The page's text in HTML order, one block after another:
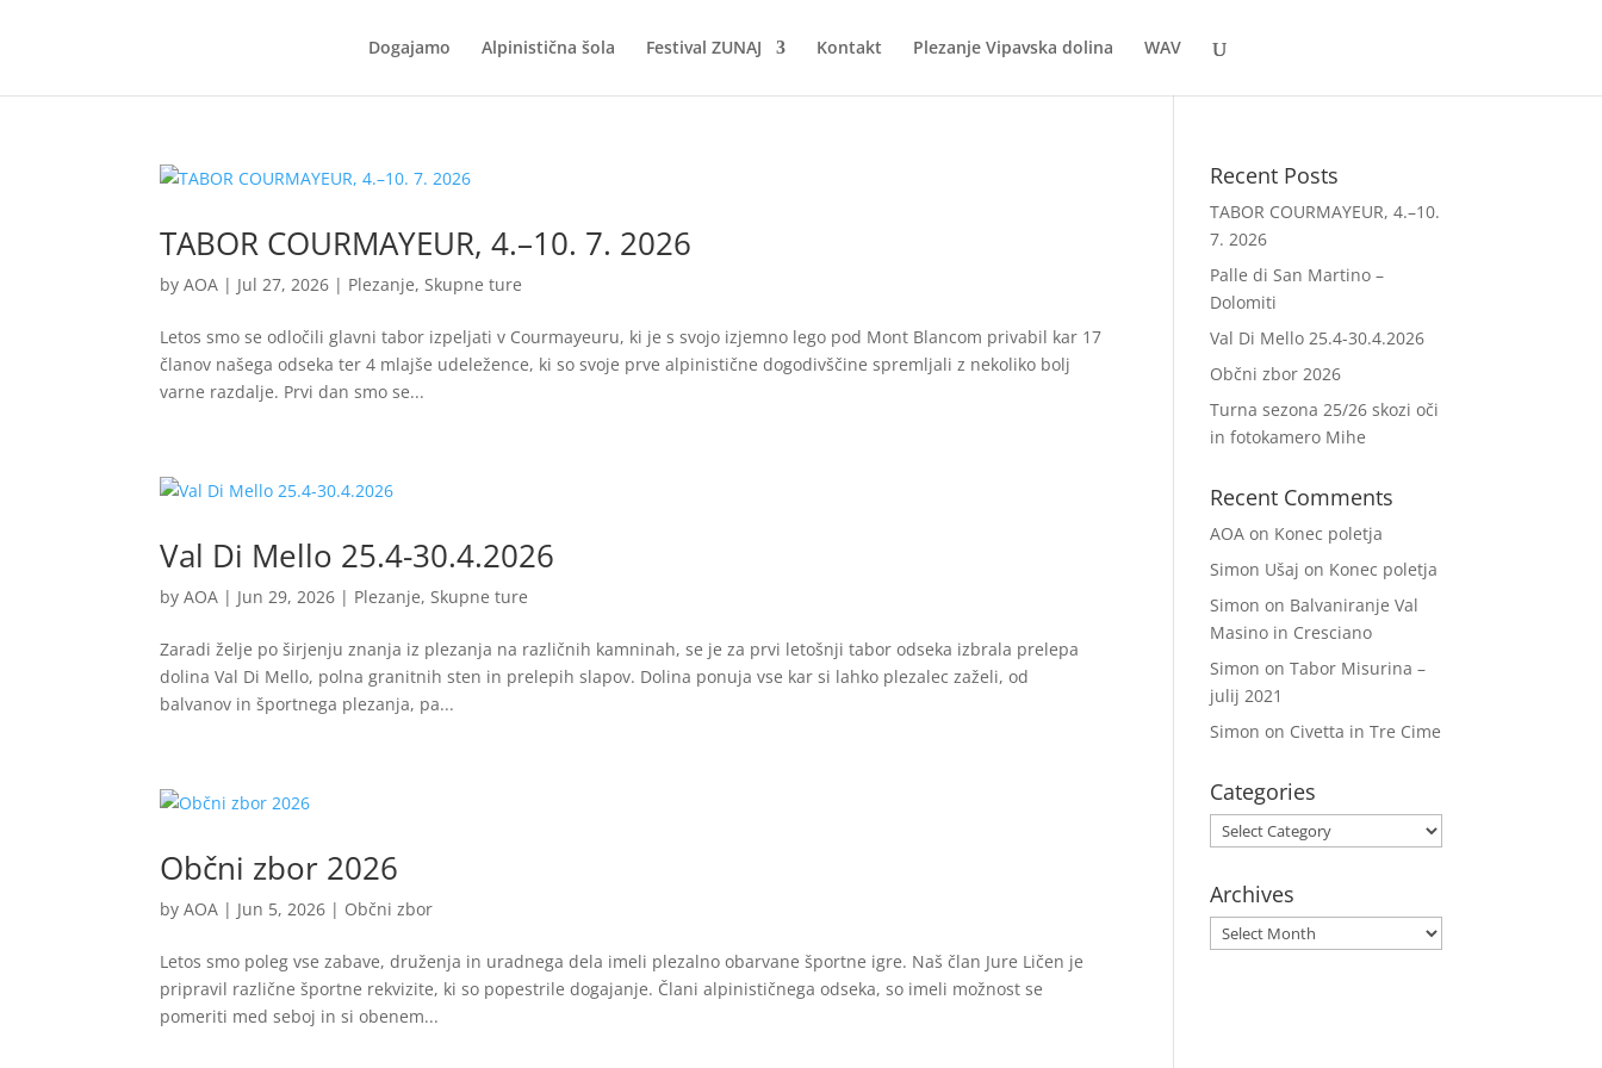
Dogajamo Alpinistična šola Festival ZUNAJ Kontakt Plezanje Vipavska dolina WAV
TABOR COURMAYEUR, 4.–10. 7. 2026
byAOA | Jul 27, 2026 | Plezanje,Skupne ture
Letos smo se odločili glavni tabor izpeljati v Courmayeuru, ki je s svojo izjemno lego pod Mont Blancom privabil kar 17
članov našega odseka ter 4 mlajše udeležence, ki so svoje prve alpinistične dogodivščine spremljali z nekoliko bolj
varne razdalje. Prvi dan smo se...
Val Di Mello 25.4-30.4.2026
byAOA | Jun 29, 2026 | Plezanje,Skupne ture
Zaradi želje po širjenju znanja iz plezanja na različnih kamninah, se je za prvi letošnji tabor odseka izbrala prelepa
dolina Val Di Mello, polna granitnih sten in prelepih slapov. Dolina ponuja vse kar si lahko plezalec zaželi, od
balvanov in športnega plezanja, pa...
Občni zbor 2026
byAOA | Jun 5, 2026 | Občni zbor
Letos smo poleg vse zabave, druženja in uradnega dela imeli plezalno obarvane športne igre. Naš član Jure Ličen je
pripravil različne športne rekvizite, ki so popestrile dogajanje. Člani alpinističnega odseka, so imeli možnost se
pomeriti med seboj in si obenem...
Recent Posts
TABOR COURMAYEUR, 4.–10.
7. 2026
Palle di San Martino –
Dolomiti
Val Di Mello 25.4-30.4.2026
Občni zbor 2026
Turna sezona 25/26 skozi oči
in fotokamero Mihe
Recent Comments
AOA on Konec poletja
Simon Ušaj on Konec poletja
Simon on Balvaniranje Val
Masino in Cresciano
Simon onTabor Misurina –
julij 2021
Simon on Civetta in Tre Cime
Categories
Categories
Archives
Archives